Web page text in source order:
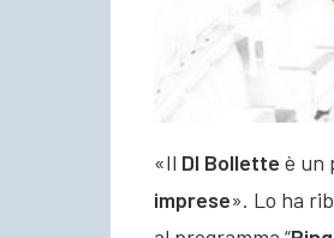
«Il Dl Bollette è un
imprese». Lo ha